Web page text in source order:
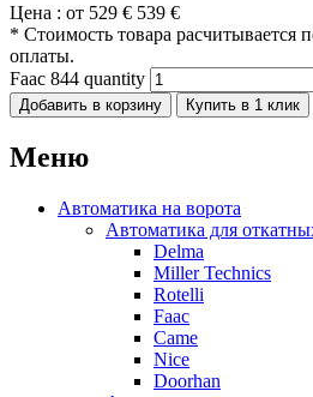
Цена : от 529 € 539 €
* Стоимость товара расчитывается
оплаты.
Faac 844 quantity
Добавить в корзину Купить в 1 клик
Меню
Автоматика на ворота
Автоматика для
Delma
Miller Technics
Rotelli
Faac
Came
Nice
Doorhan